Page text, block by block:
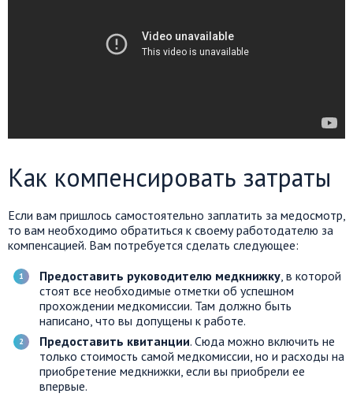
Как компенсировать затраты
Если вам пришлось самостоятельно заплатить за медосмотр,
то вам необходимо обратиться к своему работодателю за
компенсацией. Вам потребуется сделать следующее:
Предоставить руководителю медкнижку , в которой
стоят все необходимые отметки об успешном
прохождении медкомиссии. Там должно быть
написано, что вы допущены к работе.
Предоставить квитанции. Сюда можно включить не
только стоимость самой медкомиссии, но и расходы на
приобретение медкнижки, если вы приобрели ее
впервые.